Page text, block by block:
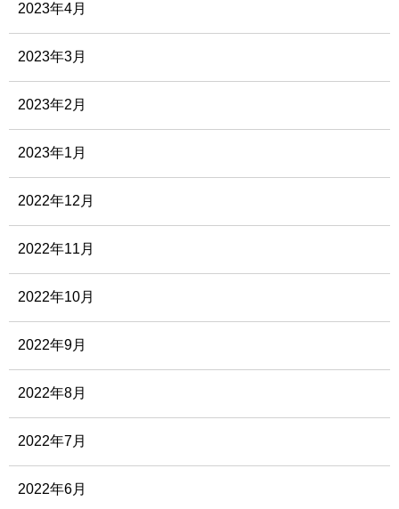
2023年4月
2023年3月
2023年2月
2023年1月
2022年12月
2022年11月
2022年10月
2022年9月
2022年8月
2022年7月
2022年6月